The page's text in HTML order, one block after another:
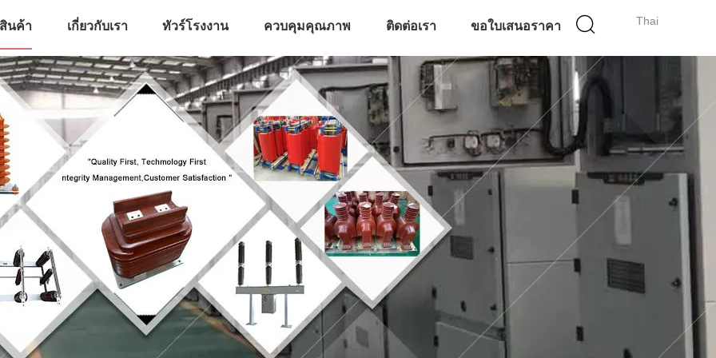
Thai
สินค้า เกี่ยวกับเรา ทัวร์โรงงาน ควบคุมคุณภาพ ติดต่อเรา ขอใบเสนอราคา